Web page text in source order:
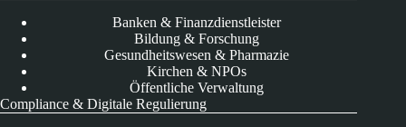
Banken & Finanzdienstleister
Bildung & Forschung
Gesundheitswesen & Pharmazie
Kirchen & NPOs
Öffentliche Verwaltung
Compliance & Digitale Regulierung